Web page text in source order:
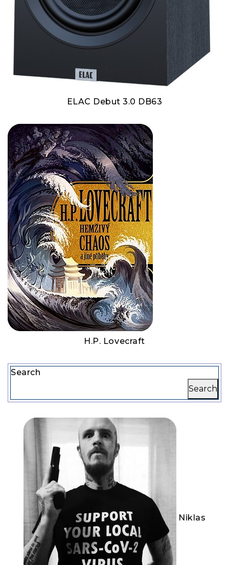
ELAC Debut 3.0 DB63
H.P. Lovecraft
Search
Search
Niklas